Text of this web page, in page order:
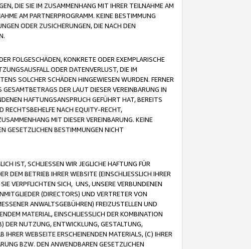
DIE SIE IM ZUSAMMENHANG MIT IHRER TEILNAHME AM
AM PARTNERPROGRAMM. KEINE BESTIMMUNG
ODER ZUSICHERUNGEN, DIE NACH DEN
FOLGESCHÄDEN, KONKRETE ODER EXEMPLARISCHE
ODER DATENVERLUST, DIE IM
SOLCHER SCHÄDEN HINGEWIESEN WURDEN. FERNER
DER LAUT DIESER VEREINBARUNG IN
HAFTUNGSANSPRUCH GEFÜHRT HAT, BEREITS
RECHTSBEHELFE NACH EQUITY-RECHT,
MIT DIESER VEREINBARUNG. KEINE
GESETZLICHEN BESTIMMUNGEN NICHT
IST, SCHLIESSEN WIR JEGLICHE HAFTUNG FÜR
DEM BETRIEB IHRER WEBSITE (EINSCHLIESSLICH IHRER
VERPFLICHTEN SICH, UNS, UNSERE VERBUNDENEN
(DIRECTORS) UND VERTRETER VON
ANWALTSGEBÜHREN) FREIZUSTELLEN UND
MATERIAL, EINSCHLIESSLICH DER KOMBINATION
DER NUTZUNG, ENTWICKLUNG, GESTALTUNG,
WEBSEITE ERSCHEINENDEN MATERIALS, (C) IHRER
BZW. DEN ANWENDBAREN GESETZLICHEN